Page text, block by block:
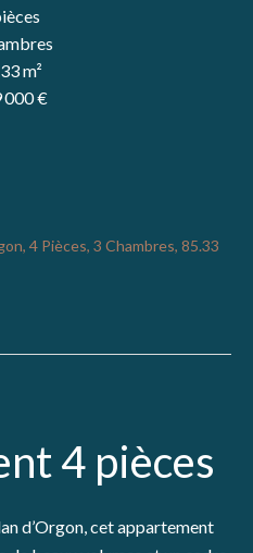
m²
000 €
4 Pièces, 3 Chambres, 85.33
4 pièces
d’Orgon, cet appartement